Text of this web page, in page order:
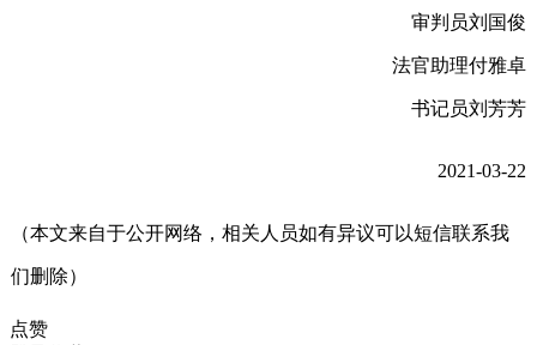
审判员刘国俊
法官助理付雅卓
书记员刘芳芳
2021-03-22
（本文来自于公开网络，相关人员如有异议可以短信联系我
们删除）
点赞